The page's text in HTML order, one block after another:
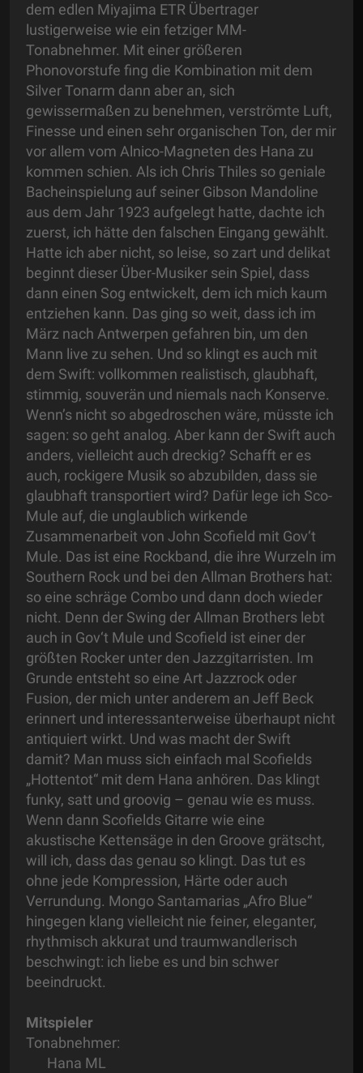
dem edlen Miyajima ETR Übertrager
lustigerweise wie ein fetziger MM-
Tonabnehmer. Mit einer größeren
Phonovorstufe fing die Kombination mit dem
Silver Tonarm dann aber an, sich
gewissermaßen zu benehmen, verströmte Luft,
Finesse und einen sehr organischen Ton, der mir
vor allem vom Alnico-Magneten des Hana zu
kommen schien. Als ich Chris Thiles so geniale
Bacheinspielung auf seiner Gibson Mandoline
aus dem Jahr 1923 aufgelegt hatte, dachte ich
zuerst, ich hätte den falschen Eingang gewählt.
Hatte ich aber nicht, so leise, so zart und delikat
beginnt dieser Über-Musiker sein Spiel, dass
dann einen Sog entwickelt, dem ich mich kaum
entziehen kann. Das ging so weit, dass ich im
März nach Antwerpen gefahren bin, um den
Mann live zu sehen. Und so klingt es auch mit
dem Swift: vollkommen realistisch, glaubhaft,
stimmig, souverän und niemals nach Konserve.
Wenn’s nicht so abgedroschen wäre, müsste ich
sagen: so geht analog. Aber kann der Swift auch
anders, vielleicht auch dreckig? Schafft er es
auch, rockigere Musik so abzubilden, dass sie
glaubhaft transportiert wird? Dafür lege ich Sco-
Mule auf, die unglaublich wirkende
Zusammenarbeit von John Scofield mit Gov‘t
Mule. Das ist eine Rockband, die ihre Wurzeln im
Southern Rock und bei den Allman Brothers hat:
so eine schräge Combo und dann doch wieder
nicht. Denn der Swing der Allman Brothers lebt
auch in Gov‘t Mule und Scofield ist einer der
größten Rocker unter den Jazzgitarristen. Im
Grunde entsteht so eine Art Jazzrock oder
Fusion, der mich unter anderem an Jeff Beck
erinnert und interessanterweise überhaupt nicht
antiquiert wirkt. Und was macht der Swift
damit? Man muss sich einfach mal Scofields
„Hottentot“ mit dem Hana anhören. Das klingt
funky, satt und groovig – genau wie es muss.
Wenn dann Scofields Gitarre wie eine
akustische Kettensäge in den Groove grätscht,
will ich, dass das genau so klingt. Das tut es
ohne jede Kompression, Härte oder auch
Verrundung. Mongo Santamarias „Afro Blue“
hingegen klang vielleicht nie feiner, eleganter,
rhythmisch akkurat und traumwandlerisch
beschwingt: ich liebe es und bin schwer
beeindruckt.
Mitspieler
Tonabnehmer:
Hana ML